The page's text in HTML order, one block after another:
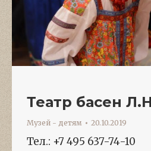
Театр басен
Музей - детям 20.10.2019
Тел.: +7 495 637-74-10